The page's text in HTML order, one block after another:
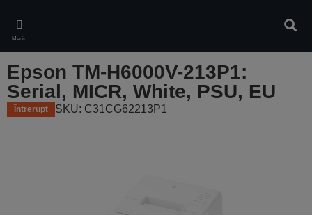
main
content
Meniu
Epson TM-H6000V-213P1:
Serial, MICR, White, PSU, EU
Întrerupt SKU: C31CG62213P1